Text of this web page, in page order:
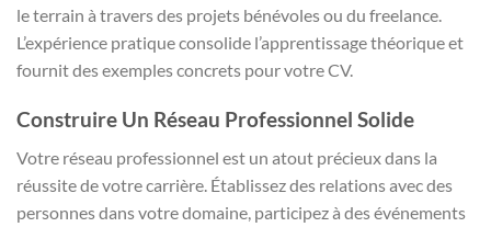
le terrain à travers des projets bénévoles ou du freelance.
L’expérience pratique consolide l’apprentissage théorique et
fournit des exemples concrets pour votre CV.
Construire Un Réseau Professionnel Solide
Votre réseau professionnel est un atout précieux dans la
réussite de votre carrière. Établissez des relations avec des
personnes dans votre domaine, participez à des événements